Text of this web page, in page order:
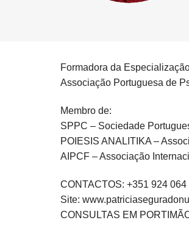
Formadora da
Associação Portuguesa de
Membro de:
SPPC – Sociedade
POIESIS ANALITIKA –
AIPCF – Associação
CONTACTOS: +351 924 064
Site:
CONSULTAS EM